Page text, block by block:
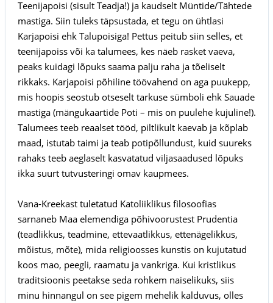
Teenijapoisi (sisult Teadja!) ja kaudselt Müntide/Tähtede
mastiga. Siin tuleks täpsustada, et tegu on ühtlasi
Karjapoisi ehk Talupoisiga! Pettus peitub siin selles, et
teenijapoiss või ka talumees, kes näeb rasket vaeva,
peaks kuidagi lõpuks saama palju raha ja tõeliselt
rikkaks. Karjapoisi põhiline töövahend on aga puukepp,
mis hoopis seostub otseselt tarkuse sümboli ehk Sauade
mastiga (mängukaartide Poti – mis on puulehe kujuline!).
Talumees teeb reaalset tööd, piltlikult kaevab ja kõplab
maad, istutab taimi ja teab potipõllundust, kuid suureks
rahaks teeb aeglaselt kasvatatud viljasaadused lõpuks
ikka suurt tutvusteringi omav kaupmees.
Vana-Kreekast tuletatud Katoliiklikus filosoofias
sarnaneb Maa elemendiga põhivoorustest Prudentia
(teadlikkus, teadmine, ettevaatlikkus, ettenägelikkus,
mõistus, mõte), mida religioosses kunstis on kujutatud
koos mao, peegli, raamatu ja vankriga. Kui kristlikus
traditsioonis peetakse seda rohkem naiselikuks, siis
minu hinnangul on see pigem mehelik kalduvus, olles